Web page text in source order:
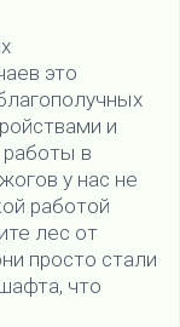
это
и
в
у нас не
работой
лес от
просто стали
что